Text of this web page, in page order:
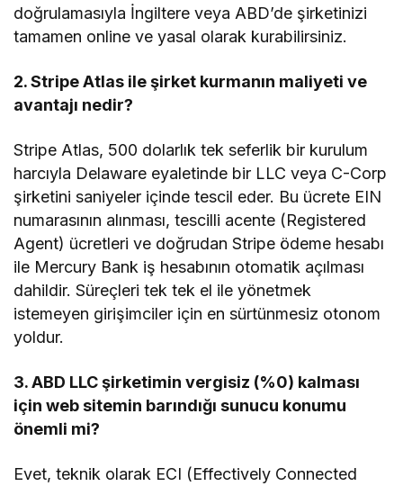
doğrulamasıyla İngiltere veya ABD’de şirketinizi
tamamen online ve yasal olarak kurabilirsiniz.
2. Stripe Atlas ile şirket kurmanın maliyeti ve
avantajı nedir?
Stripe Atlas, 500 dolarlık tek seferlik bir kurulum
harcıyla Delaware eyaletinde bir LLC veya C-Corp
şirketini saniyeler içinde tescil eder. Bu ücrete EIN
numarasının alınması, tescilli acente (Registered
Agent) ücretleri ve doğrudan Stripe ödeme hesabı
ile Mercury Bank iş hesabının otomatik açılması
dahildir. Süreçleri tek tek el ile yönetmek
istemeyen girişimciler için en sürtünmesiz otonom
yoldur.
3. ABD LLC şirketimin vergisiz (%0) kalması
için web sitemin barındığı sunucu konumu
önemli mi?
Evet, teknik olarak ECI (Effectively Connected